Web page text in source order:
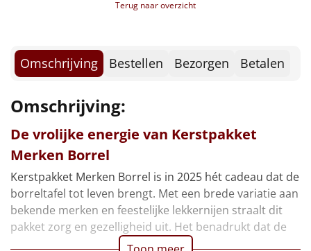
Slowcooker POPULAIR
Noodradio NIEUW
Deken (fleece plaid)
Alle artikelen
Overige
Ideeën
Dubbelfrisss, 0,2 ltr, 2 st
Voucher PonyparkCity
Kerstkaart
cm
Terug naar overzicht
Omschrijving Bestellen Bezorgen Betalen
Omschrijving:
De vrolijke energie van Kerstpakket
Merken Borrel
Kerstpakket Merken Borrel is in 2025 hét cadeau dat de
borreltafel tot leven brengt. Met een brede variatie aan
bekende merken en feestelijke lekkernijen straalt dit
pakket zorg en gezelligheid uit. Het benadrukt dat de